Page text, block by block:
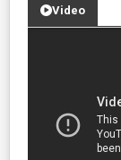
Video